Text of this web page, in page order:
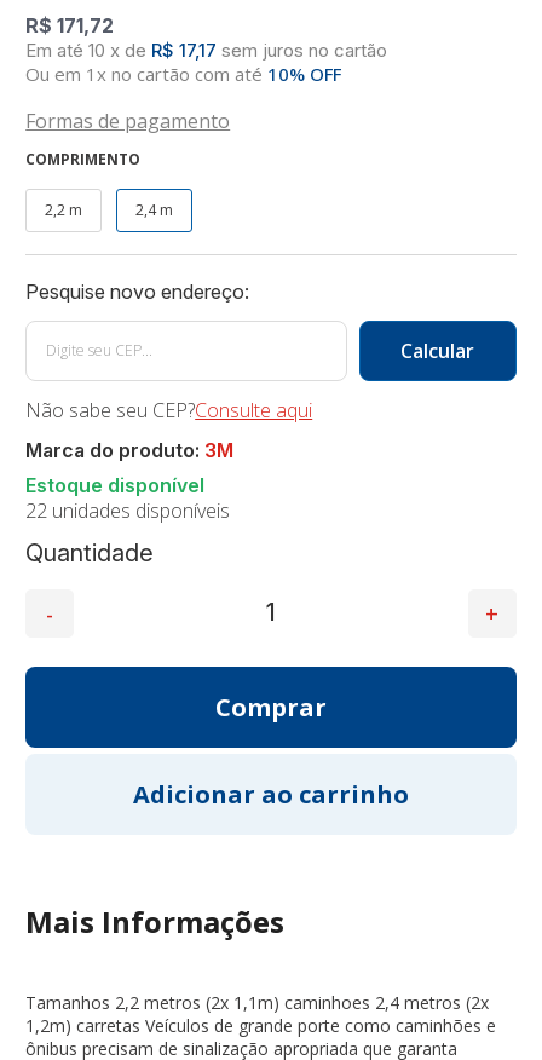
R$ 171,72
10 x de R$ 17,17 sem juros no cartão
Ou em 1x no cartão com até 10% OFF
Formas de pagamento
COMPRIMENTO
2,2 m 2,4 m
Quantidade
Não sabe seu CEP?Consulte aqui
22 unidades disponíveis
Marca do produto: 3M
Mais Informações
Tamanhos 2,2 metros (2x 1,1m) caminhoes 2,4 metros (2x
1,2m) carretas Veículos de grande porte como caminhões e
ônibus precisam de sinalização apropriada que garanta